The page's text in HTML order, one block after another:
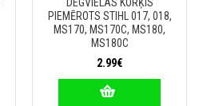
DEGVIELAS KORĶIS
PIEMĒROTS STIHL 017, 018,
MS170, MS170C, MS180,
MS180C
2.99€